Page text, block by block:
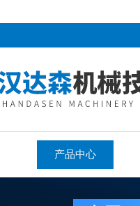
产品中心